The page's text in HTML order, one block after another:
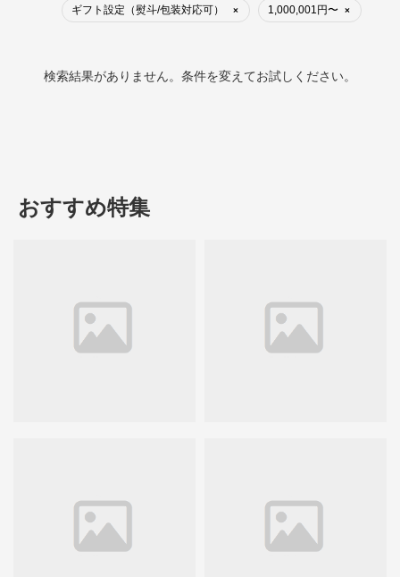
ギフト設定（熨斗/包装対応可） × 1,000,001円〜 ×
検索結果がありません。条件を変えてお試しください。
おすすめ特集